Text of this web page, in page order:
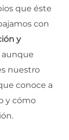
que éste
con
y
aunque
nuestro
conoce a
y cómo